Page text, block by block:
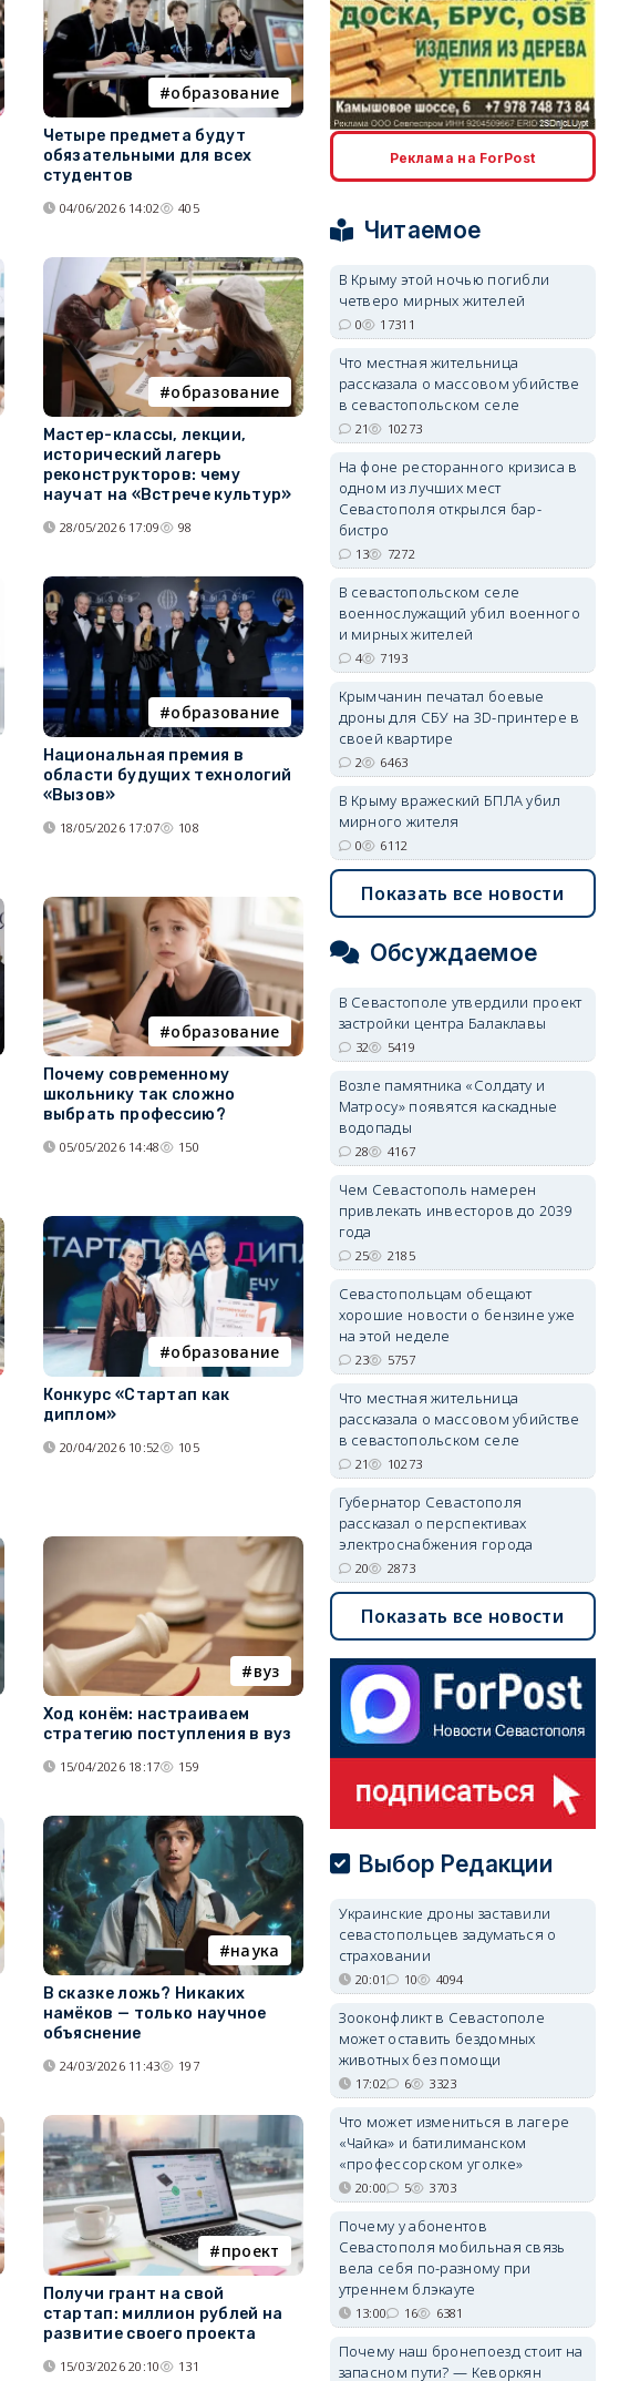
образование
Четыре предмета будут
обязательными для всех
студентов
04/06/2026 14:02 405
образование
Мастер-классы, лекции,
исторический лагерь
реконструкторов: чему
научат на «Встрече культур»
28/05/2026 17:09 98
образование
Национальная премия в
области будущих технологий
«Вызов»
18/05/2026 17:07 108
образование
Почему современному
школьнику так сложно
выбрать профессию?
05/05/2026 14:48 150
образование
Конкурс «Стартап как
диплом»
20/04/2026 10:52 105
вуз
Ход конём: настраиваем
стратегию поступления в вуз
15/04/2026 18:17 159
наука
В сказке ложь? Никаких
намёков — только научное
объяснение
24/03/2026 11:43 197
проект
Получи грант на свой
стартап: миллион рублей на
развитие своего проекта
15/03/2026 20:10 131
erid: 2SDnjcLUypt
erid: 2SDnjcrDNw6
erid: 2SDnjdvhGXG
Реклама на ForPost
Читаемое
В Крыму этой ночью погибли
четверо мирных жителей
0 17311
Что местная жительница
рассказала о массовом убийстве
в севастопольском селе
21 10273
На фоне ресторанного кризиса в
одном из лучших мест
Севастополя открылся бар-
бистро
13 7272
В севастопольском селе
военнослужащий убил военного
и мирных жителей
4 7193
Крымчанин печатал боевые
дроны для СБУ на 3D-принтере в
своей квартире
2 6463
В Крыму вражеский БПЛА убил
мирного жителя
0 6112
Показать все новости
Обсуждаемое
В Севастополе утвердили проект
застройки центра Балаклавы
32 5419
Возле памятника «Солдату и
Матросу» появятся каскадные
водопады
28 4167
Чем Севастополь намерен
привлекать инвесторов до 2039
года
25 2185
Севастопольцам обещают
хорошие новости о бензине уже
на этой неделе
23 5757
Что местная жительница
рассказала о массовом убийстве
в севастопольском селе
21 10273
Губернатор Севастополя
рассказал о перспективах
электроснабжения города
20 2873
Показать все новости
Выбор Редакции
Украинские дроны заставили
севастопольцев задуматься о
страховании
20:01 10 4094
Зооконфликт в Севастополе
может оставить бездомных
животных без помощи
17:02 6 3323
Что может измениться в лагере
«Чайка» и батилиманском
«профессорском уголке»
20:00 5 3703
Почему у абонентов
Севастополя мобильная связь
вела себя по-разному при
утреннем блэкауте
13:00 16 6381
Почему наш бронепоезд стоит на
запасном пути? — Кеворкян